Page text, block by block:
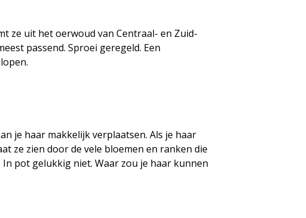
ze uit het oerwoud van Centraal- en Zuid-
passend. Sproei geregeld. Een
je haar makkelijk verplaatsen. Als je haar
ze zien door de vele bloemen en ranken die
pot gelukkig niet. Waar zou je haar kunnen